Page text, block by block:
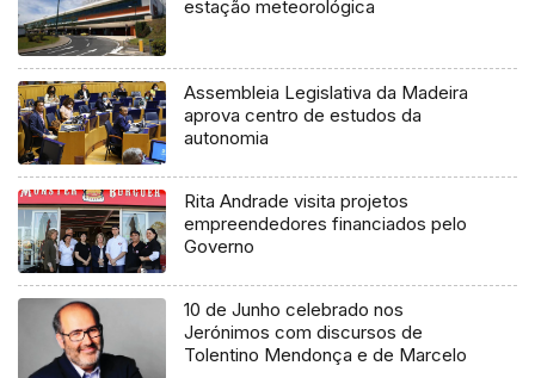
estação meteorológica
Assembleia Legislativa da Madeira
aprova centro de estudos da
autonomia
Rita Andrade visita projetos
empreendedores financiados pelo
Governo
10 de Junho celebrado nos
Jerónimos com discursos de
Tolentino Mendonça e de Marcelo